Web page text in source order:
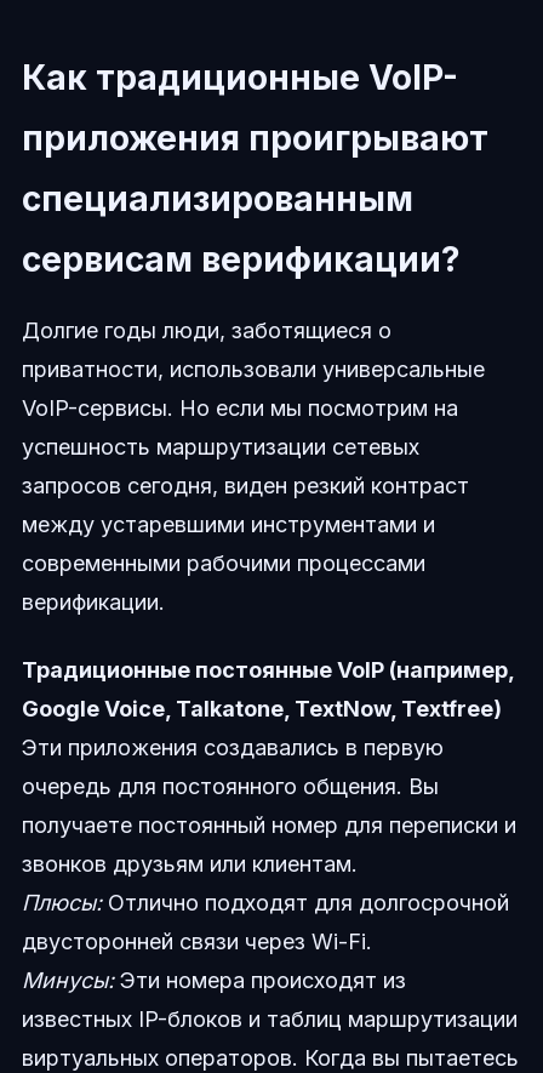
Как традиционные VoIP-
приложения проигрывают
специализированным
сервисам верификации?
Долгие годы люди, заботящиеся о
приватности, использовали универсальные
VoIP-сервисы. Но если мы посмотрим на
успешность маршрутизации сетевых
запросов сегодня, виден резкий контраст
между устаревшими инструментами и
современными рабочими процессами
верификации.
Традиционные постоянные VoIP (например,
Google Voice, Talkatone, TextNow, Textfree)
Эти приложения создавались в первую
очередь для постоянного общения. Вы
получаете постоянный номер для переписки и
звонков друзьям или клиентам.
Плюсы:Отлично подходят для долгосрочной
двусторонней связи через Wi-Fi.
Минусы:Эти номера происходят из
известных IP-блоков и таблиц маршрутизации
виртуальных операторов. Когда вы пытаетесь